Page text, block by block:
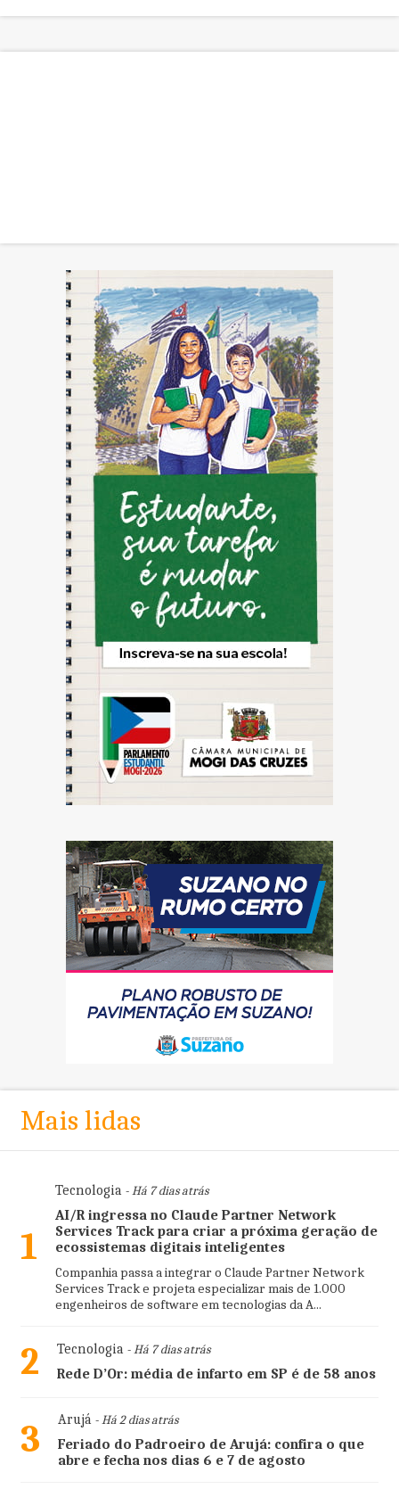
Mais lidas
1
Tecnologia- Há 7 dias atrás
AI/R ingressa no Claude Partner Network
Services Track para criar a próxima geração de
ecossistemas digitais inteligentes
Companhia passa a integrar o Claude Partner Network
Services Track e projeta especializar mais de 1.000
engenheiros de software em tecnologias da A...
2 Tecnologia- Há 7 dias atrás
Rede D’Or: média de infarto em SP é de 58 anos
3 Arujá- Há 2 dias atrás
Feriado do Padroeiro de Arujá: confira o que
abre e fecha nos dias 6 e 7 de agosto